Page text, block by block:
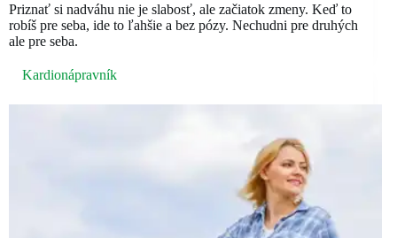
Priznať si nadváhu nie je slabosť, ale začiatok zmeny. Keď to
robíš pre seba, ide to ľahšie a bez pózy. Nechudni pre druhých
ale pre seba.
Kardionápravník